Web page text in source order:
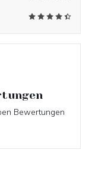
Bewertungen